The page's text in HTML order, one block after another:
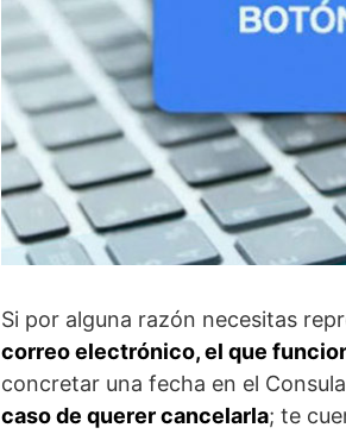
Si por alguna razón necesitas
correo electrónico, el que
concretar una fecha en el
caso de querer cancelarla; te